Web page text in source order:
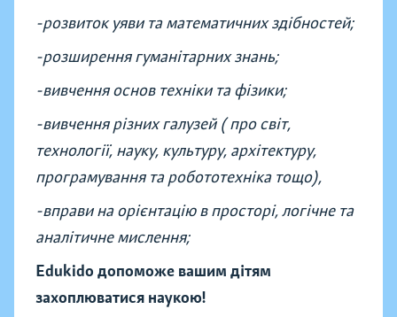
-розвиток уяви та математичних здібностей;
-розширення гуманітарних знань;
-вивчення основ техніки та фізики;
-вивчення різних галузей ( про світ,
технології, науку, культуру, архітектуру,
програмування та робототехніка тощо),
-вправи на орієнтацію в просторі, логічне та
аналітичне мислення;
Edukido допоможе вашим дітям
захоплюватися наукою!